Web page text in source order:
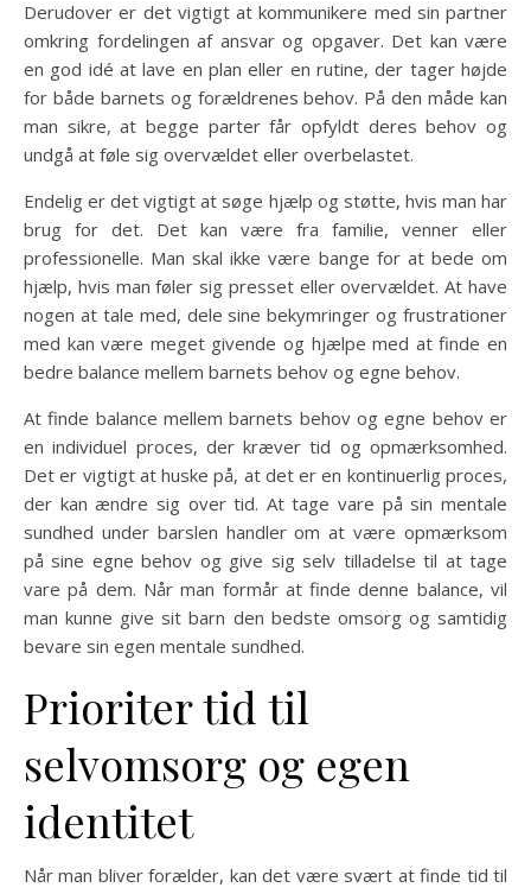
Derudover er det vigtigt at kommunikere med sin partner
omkring fordelingen af ansvar og opgaver. Det kan være
en god idé at lave en plan eller en rutine, der tager højde
for både barnets og forældrenes behov. På den måde kan
man sikre, at begge parter får opfyldt deres behov og
undgå at føle sig overvældet eller overbelastet.
Endelig er det vigtigt at søge hjælp og støtte, hvis man har
brug for det. Det kan være fra familie, venner eller
professionelle. Man skal ikke være bange for at bede om
hjælp, hvis man føler sig presset eller overvældet. At have
nogen at tale med, dele sine bekymringer og frustrationer
med kan være meget givende og hjælpe med at finde en
bedre balance mellem barnets behov og egne behov.
At finde balance mellem barnets behov og egne behov er
en individuel proces, der kræver tid og opmærksomhed.
Det er vigtigt at huske på, at det er en kontinuerlig proces,
der kan ændre sig over tid. At tage vare på sin mentale
sundhed under barslen handler om at være opmærksom
på sine egne behov og give sig selv tilladelse til at tage
vare på dem. Når man formår at finde denne balance, vil
man kunne give sit barn den bedste omsorg og samtidig
bevare sin egen mentale sundhed.
Prioriter tid til
selvomsorg og egen
identitet
Når man bliver forælder, kan det være svært at finde tid til